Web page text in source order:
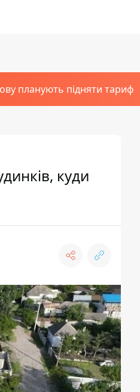
планують підняти тариф
куди